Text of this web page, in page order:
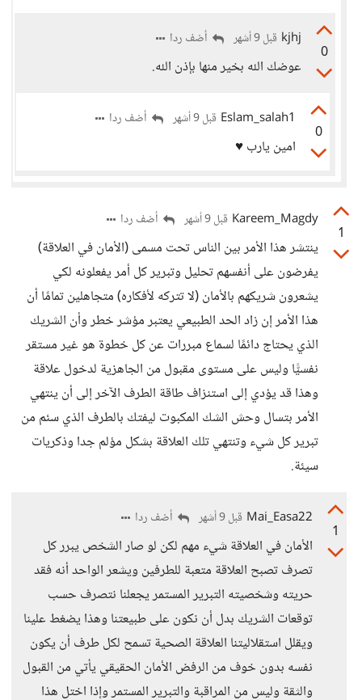
0
kjhj قبل 9 أشهر أضف ردا
عوضك الله بخير منها بإذن الله.
0
Eslam_salah1 قبل 9 أشهر أضف ردا
امين يارب ♥️
1
Kareem_Magdy قبل 9 أشهر أضف ردا
ينتشر هذا الأمر بين الناس تحت مسمى (الأمان في العلاقة)
يفرضون على أنفسهم تحليل وتبرير كل أمر يفعلونه لكي
يشعرون شريكهم بالأمان (لا تتركه لأفكاره) متجاهلين تمامًا أن
هذا الأمر إن زاد الحد الطبيعي يعتبر مؤشر خطر وأن الشريك
الذي يحتاج دائمًا لسماع مبررات عن كل خطوة هو غير مستقر
نفسيًّا وليس على مستوى مقبول من الجاهزية لدخول علاقة
وهذا قد يؤدي إلى استنزاف طاقة الطرف الآخر إلى أن ينتهي
الأمر بتسال وحش الشك المكبوت ليفتك بالطرف الذي سئم من
تبرير كل شيء وتنتهي تلك العلاقة بشكل مؤلم جدا وذكريات
سيئة.
1
Mai_Easa22 قبل 9 أشهر أضف ردا
الأمان في العلاقة شيء مهم لكن لو صار الشخص يبرر كل
تصرف تصبح العلاقة متعبة للطرفين ويشعر الواحد أنه فقد
حريته وشخصيته التبرير المستمر يجعلنا نتصرف حسب
توقعات الشريك بدل أن نكون على طبيعتنا وهذا يضغط علينا
ويقلل استقلاليتنا العلاقة الصحية تسمح لكل طرف أن يكون
نفسه بدون خوف من الرفض الأمان الحقيقي يأتي من القبول
والثقة وليس من المراقبة والتبرير المستمر وإذا اختل هذا